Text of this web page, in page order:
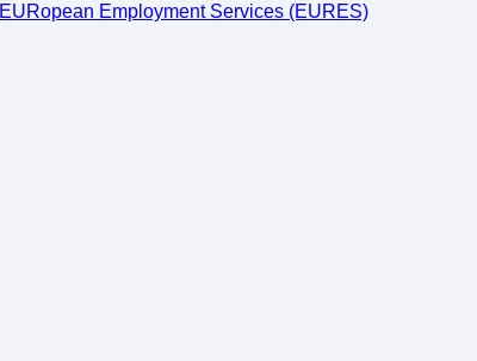
EURopean Employment Services (EURES)